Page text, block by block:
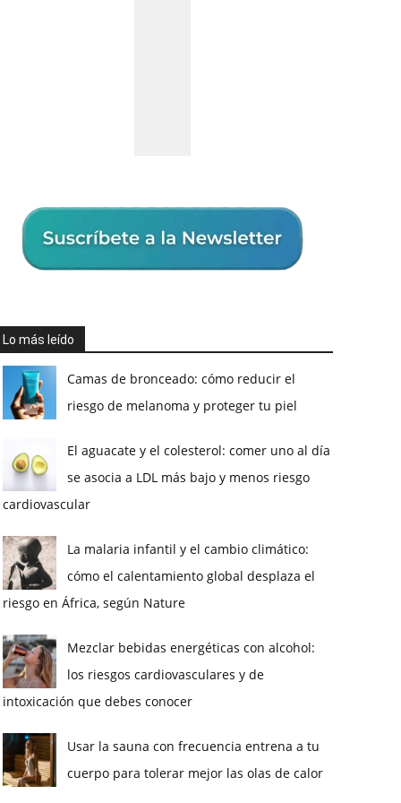
Lo más leído
Camas de bronceado: cómo reducir el
riesgo de melanoma y proteger tu piel
El aguacate y el colesterol: comer uno al día
se asocia a LDL más bajo y menos riesgo
cardiovascular
La malaria infantil y el cambio climático:
cómo el calentamiento global desplaza el
riesgo en África, según Nature
Mezclar bebidas energéticas con alcohol:
los riesgos cardiovasculares y de
intoxicación que debes conocer
Usar la sauna con frecuencia entrena a tu
cuerpo para tolerar mejor las olas de calor